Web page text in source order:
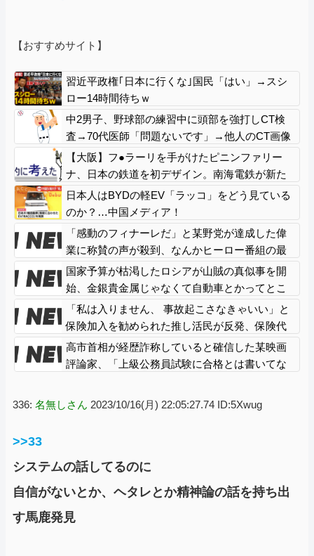
【おすすめサイト】
習近平政権｢日本に行くな｣国民「はい」→スシ
ロー14時間待ちｗ
中2男子、野球部の練習中に頭部を強打しCT検
査→70代医師「問題ないです」→他人のCT画像
で中学生死亡
【大阪】フ●ラーリを手がけたピニンファリー
ナ、日本の鉄道を初デザイン。南海電鉄が新た
な「空港特急」をなにわ筋線へ導入
日本人はBYDの軽EV「ラッコ」をどう見ている
のか？…中国メディア！
「感動のフィナーレだ」と某野党が達成した偉
業に称賛の声が殺到、なんかヒーロー番組の最
終回を見ているような気分に……
国家予算が枯渇したロシアが山賊の真似事を開
始、金銀貴金属じゃなくて自動車とかってとこ
ろがリアリティありすぎる……
「私は入りません、 事故起こさなきゃいい」と
保険加入を勧められた推し活民が反発、保険代
が勿体無いし事故起こしたとして……
高市首相が経歴詐称していると確信した某映画
評論家、「上級公務員試験に合格とは書いてな
336: 名無しさん 2023/10/16(月) 22:05:27.74 ID:5Xwug
>>33
システムの話してるのに
自信がないとか、ヘタレとか精神論の話を持ち出
す馬鹿発見